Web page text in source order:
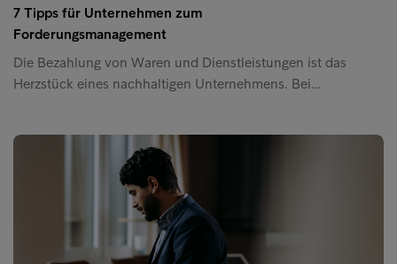
7 Tipps für Unternehmen zum
Forderungsmanagement
Die Bezahlung von Waren und Dienstleistungen ist das
Herzstück eines nachhaltigen Unternehmens. Bei…